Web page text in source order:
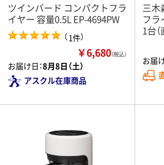
ツインバード コンパクトフラ
イヤー 容量0.5L EP-4694PW
（1件）
￥6,680（税込）
お届け日：8月8日（土）
アスクル在庫商品
三木
フラ
1台（
お届